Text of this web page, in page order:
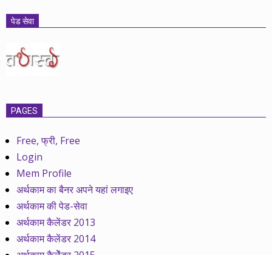
पेड सेवा
PAGES
Free, फ्री, Free
Login
Mem Profile
अर्थकाम का बैनर अपने यहां लगाइए
अर्थकाम की पेड-सेवा
अर्थकाम कैलेंडर 2013
अर्थकाम कैलेंडर 2014